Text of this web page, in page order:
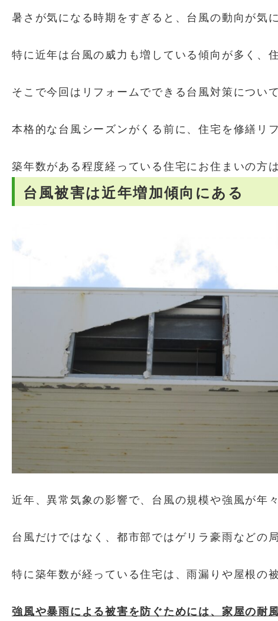
暑さが気になる時期をすぎると、台風の動向が気
特に近年は台風の威力も増している傾向が多く、
そこで今回はリフォームでできる台風対策につい
本格的な台風シーズンがくる前に、住宅を修繕リ
築年数がある程度経っている住宅にお住まいの方
台風被害は近年増加傾向にある
近年、異常気象の影響で、台風の規模や強風が年
台風だけではなく、都市部ではゲリラ豪雨などの
特に築年数が経っている住宅は、雨漏りや屋根の
強風や暴雨による被害を防ぐためには、家屋の耐